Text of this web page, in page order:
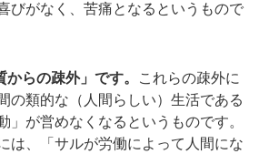
びがなく、苦痛となるというもので
らの疎外」です。
これらの疎外に
の類的な（人間らしい）生活である
」が営めなくなるというものです。
は、「サルが労働によって人間にな